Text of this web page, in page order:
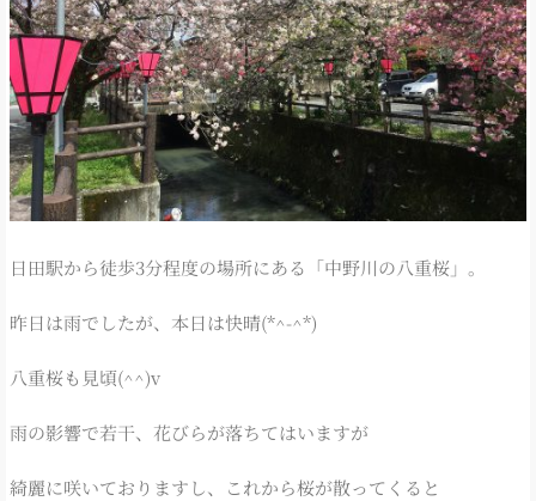
日田駅から徒歩3分程度の場所にある「中野川の八重桜」。
昨日は雨でしたが、本日は快晴(*^-^*)
八重桜も見頃(^^)v
雨の影響で若干、花びらが落ちてはいますが
綺麗に咲いておりますし、これから桜が散ってくると